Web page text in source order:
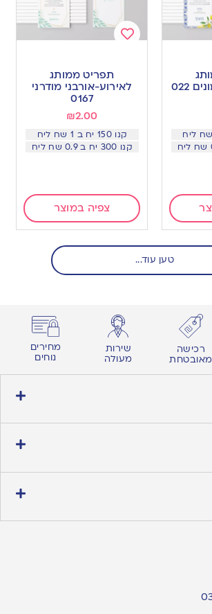
022
wishlist
תפריט ממותג
לאירוע-אורבני מודרני
0167
₪2.00
קנו 150 יח ב 1 שח ליח
קנו 300 יח ב 0.9 שח ליח
צפיה במוצר
טען עוד...
רכישה
מאובטחת
שירות
מעולה
מחירים
נוחים